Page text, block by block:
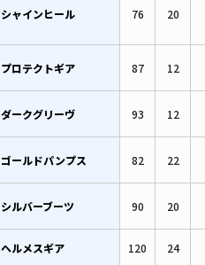
シャインヒール 76 20
プロテクトギア 87 12
ダークグリーヴ 93 12
ゴールドパンプス 82 22
シルバーブーツ 90 20
ヘルメスギア
120 24